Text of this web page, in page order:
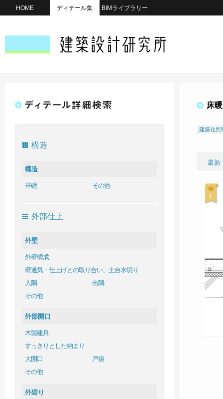
HOME ディテール集 BIMライブラリー
構造
構造
基礎 その他
外部仕上
外壁
外壁構成
壁通気・仕上げとの取り合い、土台水切り
入隅
出隅
その他
外部開口
木製建具
すっきりとした納まり
大開口
戸袋
その他
外廻り
床
建築化照
最新